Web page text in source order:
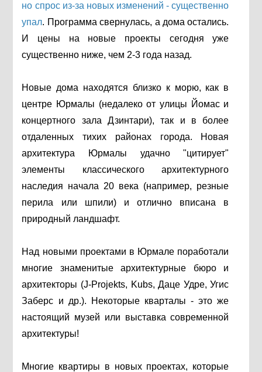
но спрос из-за новых изменений - существенно
упал. Программа свернулась, а дома остались.
И цены на новые проекты сегодня уже
существенно ниже, чем 2-3 года назад.
Новые дома находятся близко к морю, как в
центре Юрмалы (недалеко от улицы Йомас и
концертного зала Дзинтари), так и в более
отдаленных тихих районах города. Новая
архитектура Юрмалы удачно "цитирует"
элементы классического архитектурного
наследия начала 20 века (например, резные
перила или шпили) и отлично вписана в
природный ландшафт.
Над новыми проектами в Юрмале поработали
многие знаменитые архитектурные бюро и
архитекторы (J-Projekts, Kubs, Даце Удре, Угис
Заберс и др.). Некоторые кварталы - это же
настоящий музей или выставка современной
архитектуры!
Многие квартиры в новых проектах, которые